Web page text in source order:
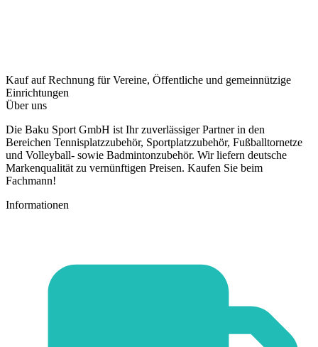
Kauf auf Rechnung für Vereine, Öffentliche und gemeinnützige
Einrichtungen
Über uns
Die Baku Sport GmbH ist Ihr zuverlässiger Partner in den
Bereichen Tennisplatzzubehör, Sportplatzzubehör, Fußballtornetze
und Volleyball- sowie Badmintonzubehör. Wir liefern deutsche
Markenqualität zu vernünftigen Preisen. Kaufen Sie beim
Fachmann!
Informationen